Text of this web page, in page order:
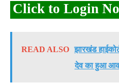
Click to Login
READ ALSO झारखंड
देव का हुआ